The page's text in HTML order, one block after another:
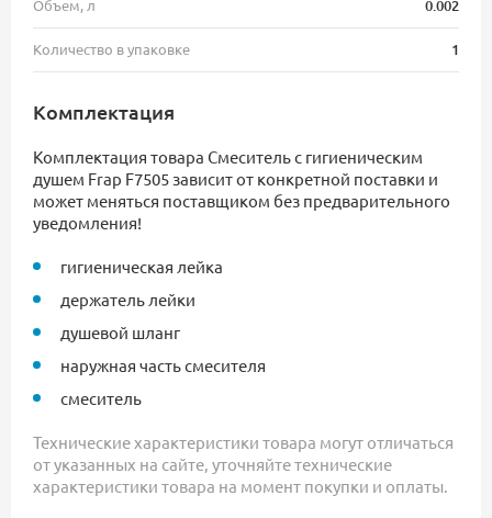
Объем, л 0.002
Количество в упаковке 1
Комплектация
Комплектация товара Смеситель с гигиеническим
душем Frap F7505 зависит от конкретной поставки и
может меняться поставщиком без предварительного
уведомления!
гигиеническая лейка
держатель лейки
душевой шланг
наружная часть смесителя
смеситель
Технические характеристики товара могут отличаться
от указанных на сайте, уточняйте технические
характеристики товара на момент покупки и оплаты.